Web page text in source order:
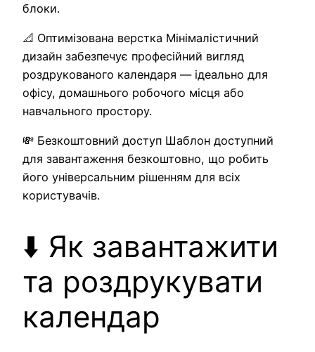
блоки.
📐 Оптимізована верстка Мінімалістичний
дизайн забезпечує професійний вигляд
роздрукованого календаря — ідеально для
офісу, домашнього робочого місця або
навчального простору.
💸 Безкоштовний доступ Шаблон доступний
для завантаження безкоштовно, що робить
його універсальним рішенням для всіх
користувачів.
⬇️ Як завантажити
та роздрукувати
календар